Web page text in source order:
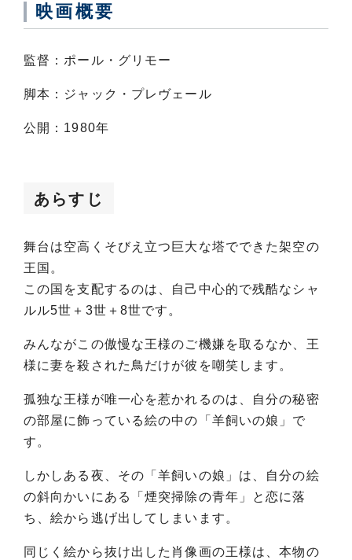
映画概要
監督：ポール・グリモー
脚本：ジャック・プレヴェール
公開：1980年
あらすじ
舞台は空高くそびえ立つ巨大な塔でできた架空の
王国。
この国を支配するのは、自己中心的で残酷なシャ
ルル5世＋3世＋8世です。
みんながこの傲慢な王様のご機嫌を取るなか、王
様に妻を殺された鳥だけが彼を嘲笑します。
孤独な王様が唯一心を惹かれるのは、自分の秘密
の部屋に飾っている絵の中の「羊飼いの娘」で
す。
しかしある夜、その「羊飼いの娘」は、自分の絵
の斜向かいにある「煙突掃除の青年」と恋に落
ち、絵から逃げ出してしまいます。
同じく絵から抜け出した肖像画の王様は、本物の